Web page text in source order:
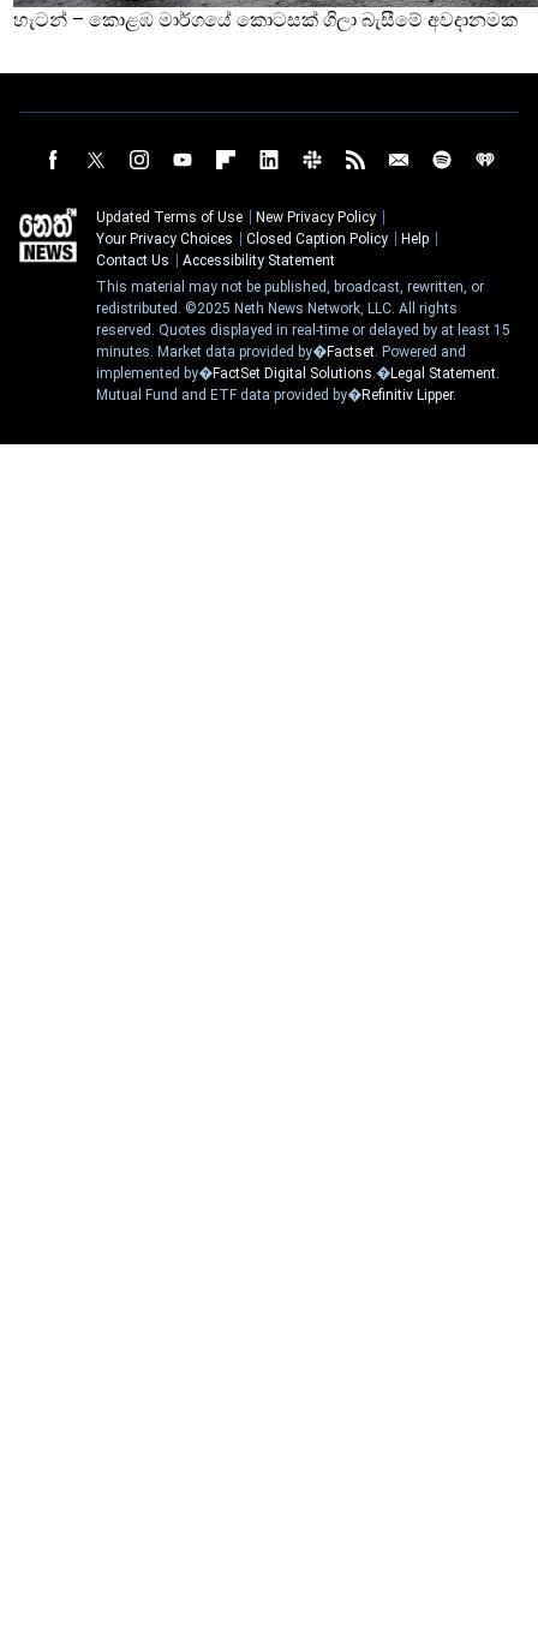
හැටන් – කොළඹ මාර්ගයේ කොටසක් ගිලා බැසීමේ අවදානමක
Updated Terms of Use
New Privacy Policy
Your Privacy Choices
Closed Caption Policy
Help
Contact Us
Accessibility Statement
This material may not be published, broadcast, rewritten, or
redistributed. ©2025 Neth News Network, LLC. All rights
reserved. Quotes displayed in real-time or delayed by at least 15
minutes. Market data provided by�Factset. Powered and
implemented by�FactSet Digital Solutions.�Legal Statement.
Mutual Fund and ETF data provided by�Refinitiv Lipper.